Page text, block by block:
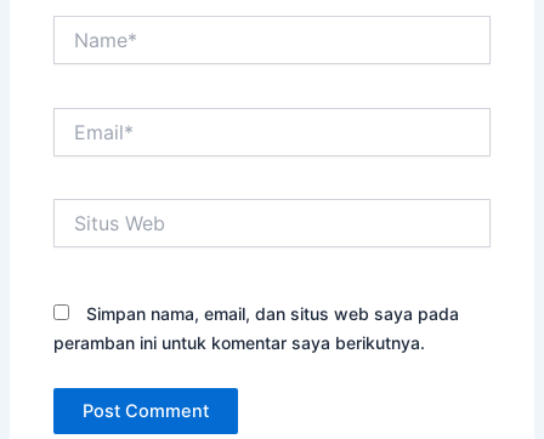
Web
Simpan nama, email, dan situs web saya pada
peramban ini untuk komentar saya berikutnya.